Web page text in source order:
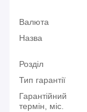
Валюта
Назва
Розділ
Тип гарантії
Гарантійний
термін, міс.